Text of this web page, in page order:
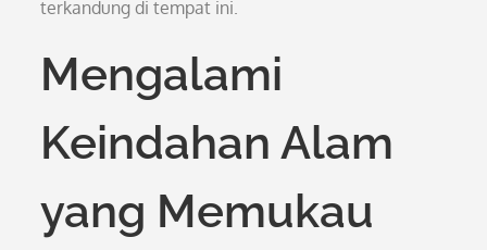
terkandung di tempat ini.
Mengalami
Keindahan Alam
yang Memukau